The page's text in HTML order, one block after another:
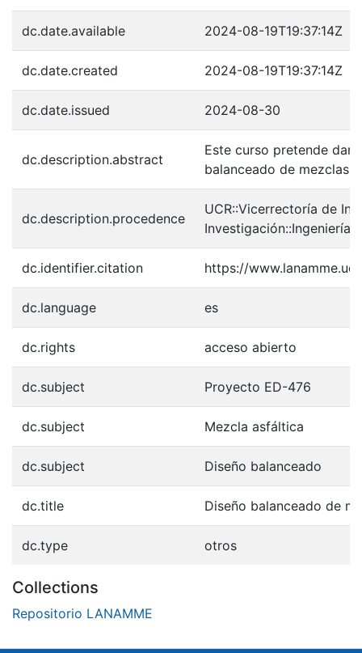
dc.date.available 2024-08-19T19:37:14Z
dc.date.created 2024-08-19T19:37:14Z
dc.date.issued 2024-08-30
dc.description.abstract
Este curso pretende dar
balanceado de mezclas
dc.description.procedence
UCR::Vicerrectoría de
dc.identifier.citation https://
dc.language es
dc.rights acceso abierto
dc.subject Proyecto ED-476
dc.subject Mezcla asfáltica
dc.subject Diseño balanceado
dc.title Diseño balanceado de
dc.type otros
Collections
Repositorio LANAMME